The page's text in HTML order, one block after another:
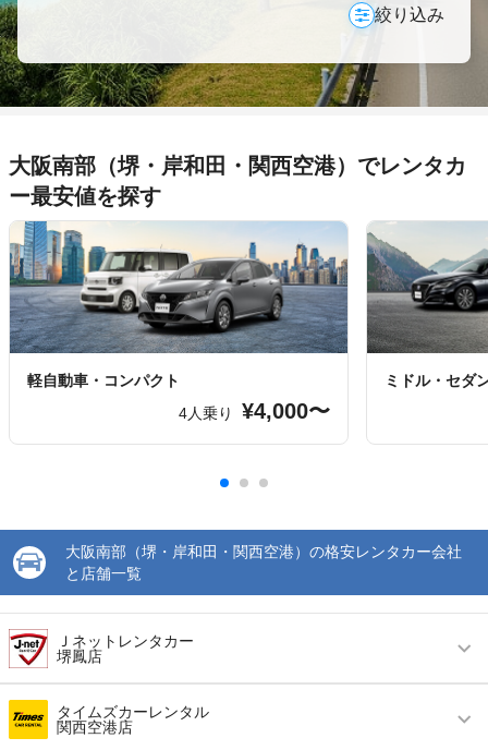
絞り込み
大阪南部（堺・岸和田・関西空港）でレンタカ
ー最安値を探す
軽自動車・コンパクト
4人乗り
¥4,000〜
ミドル・セダ
大阪南部（堺・岸和田・関西空港）の格安レンタカー会社
と店舗一覧
Ｊネットレンタカー
堺鳳店
営業時間 毎日 09:00 ～ 20:00
アクセス 鳳駅より徒歩で約10分（送迎なし）
タイムズカーレンタル
関西空港店